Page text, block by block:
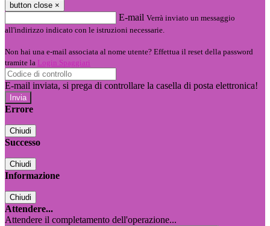
button close ×
E-mail Verrà inviato un messaggio
all'indirizzo indicato con le istruzioni necessarie.
Non hai una e-mail associata al nome utente? Effettua il reset della password
tramite la Login Spaggiari
E-mail inviata, si prega di controllare la casella di posta elettronica!
Errore
Chiudi
Successo
Chiudi
Informazione
Chiudi
Attendere...
Attendere il completamento dell'operazione...